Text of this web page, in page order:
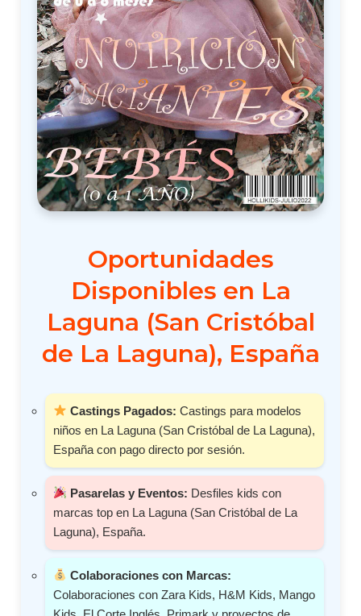
Oportunidades
Disponibles en La
Laguna (San Cristóbal
de La Laguna), España
Castings Pagados: Castings para modelos
niños en La Laguna (San Cristóbal de La Laguna),
España con pago directo por sesión.
Pasarelas y Eventos: Desfiles kids con
marcas top en La Laguna (San Cristóbal de La
Laguna), España.
Colaboraciones con Marcas:
Colaboraciones con Zara Kids, H&M Kids, Mango